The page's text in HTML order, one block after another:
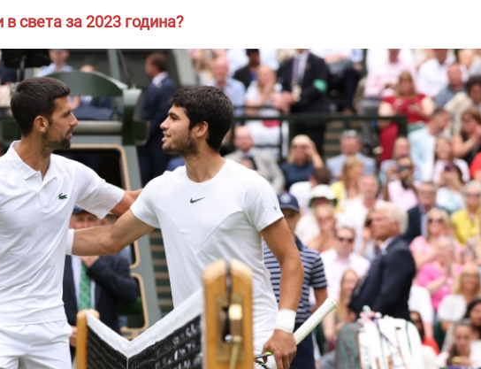
света за 2023 година?